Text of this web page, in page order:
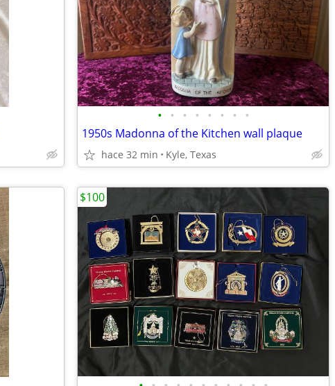
• • • • • • • •
1950s Madonna of the Kitchen wall plaque
hace 32 min Kyle, Texas
$100